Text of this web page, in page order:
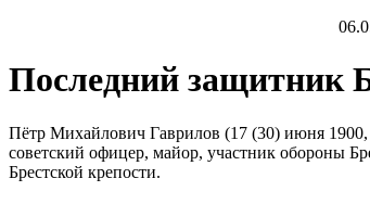
Последний защитник
Пётр Михайлович Гаврилов (17 (30) июня
советский офицер, майор, участник обороны
Брестской крепости.